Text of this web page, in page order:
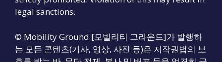
legal sanctions.
© Mobility Ground [모빌리티 그라운드]가 발행하
는 모든 콘텐츠(기사, 영상, 사진 등)은 저작권법의 보